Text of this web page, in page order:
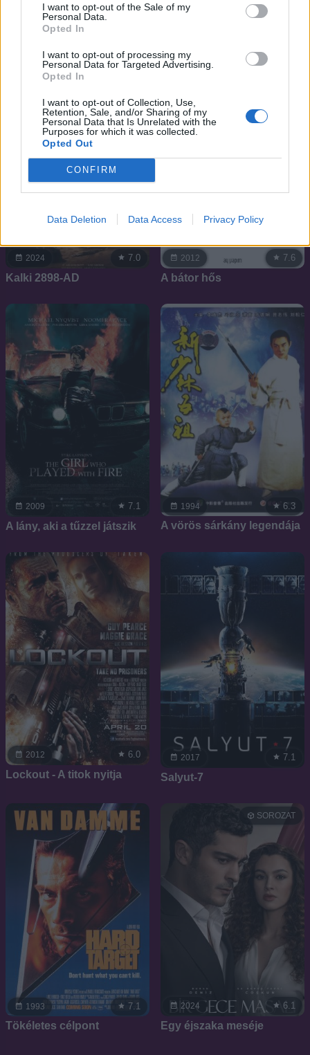
I want to opt-out of the Sale of my
Personal Data.
Opted In
I want to opt-out of processing my
Personal Data for Targeted Advertising.
Opted In
I want to opt-out of Collection, Use,
Retention, Sale, and/or Sharing of my
Personal Data that Is Unrelated with the
Purposes for which it was collected.
Opted Out
CONFIRM
Data Deletion Data Access Privacy Policy
2025 5.4
Drogtanya
2017
2024 7.0
Kalki 2898-AD
2012
SOROZAT
7.6
A bátor hős
2009 7.1
A lány, aki a tűzzel játszik
1994 6.3
A vörös sárkány legendája
2012 6.0
Lockout - A titok nyitja
2017 7.1
Salyut-7
1993 7.1
Tökéletes célpont
2024
SOROZAT
6.1
Egy éjszaka meséje